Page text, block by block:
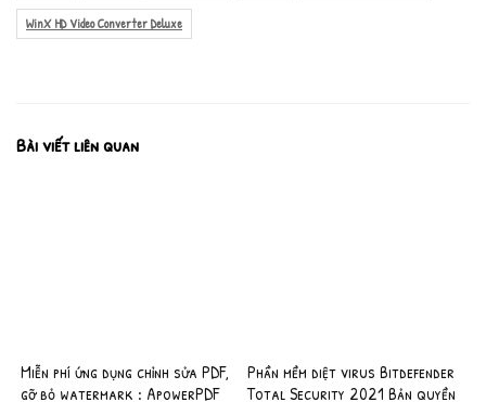
WinX HD Video Converter Deluxe
Bài viết liên quan
Miễn phí ứng dụng chỉnh sửa PDF,
gỡ bỏ watermark : ApowerPDF
Phần mềm diệt virus Bitdefender
Total Security 2021 Bản quyền